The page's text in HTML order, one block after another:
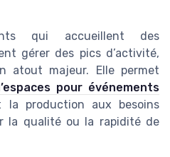
qui accueillent des
gérer des pics d’activité,
atout majeur. Elle permet
pour événements
la production aux besoins
la qualité ou la rapidité de